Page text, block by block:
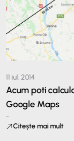
11 iul. 2014
Acum poti
Google Maps
-
Citește mai mult